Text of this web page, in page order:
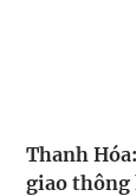
Thanh
giao thông